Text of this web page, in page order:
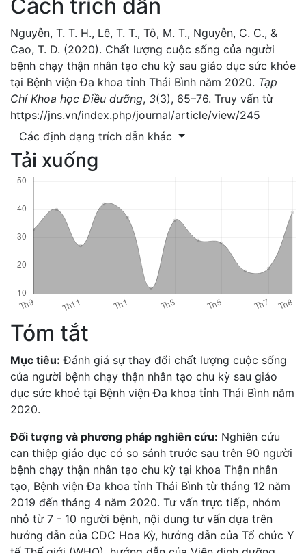
Cách trích dẫn
Nguyễn, T. T. H., Lê, T. T., Tô, M. T., Nguyễn, C. C., &
Cao, T. D. (2020). Chất lượng cuộc sống của người
bệnh chạy thận nhân tạo chu kỳ sau giáo dục sức khỏe
tại Bệnh viện Đa khoa tỉnh Thái Bình năm 2020. Tạp
Chí Khoa học Điều dưỡng, 3(3), 65–76. Truy vấn từ
https://jns.vn/index.php/journal/article/view/245
Các định dạng trích dẫn khác
Tải xuống
Tóm tắt
Mục tiêu: Đánh giá sự thay đổi chất lượng cuộc sống
của người bệnh chạy thận nhân tạo chu kỳ sau giáo
dục sức khoẻ tại Bệnh viện Đa khoa tỉnh Thái Bình năm
2020.
Đối tượng và phương pháp nghiên cứu: Nghiên cứu
can thiệp giáo dục có so sánh trước sau trên 90 người
bệnh chạy thận nhân tạo chu kỳ tại khoa Thận nhân
tạo, Bệnh viện Đa khoa tỉnh Thái Bình từ tháng 12 năm
2019 đến tháng 4 năm 2020. Tư vấn trực tiếp, nhóm
nhỏ từ 7 - 10 người bệnh, nội dung tư vấn dựa trên
hướng dẫn của CDC Hoa Kỳ, hướng dẫn của Tổ chức Y